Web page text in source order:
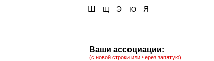
Ш Щ Э Ю Я
Ваши ассоциации:
(с новой строки или через запятую)